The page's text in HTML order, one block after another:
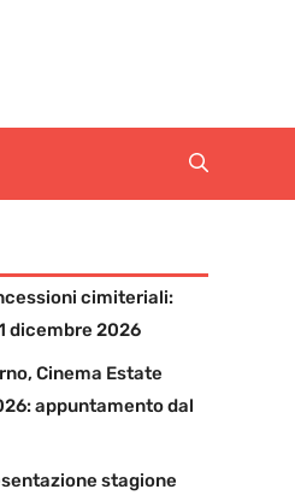
cimiteriali:
dicembre 2026
Cinema Estate
appuntamento dal
stagione